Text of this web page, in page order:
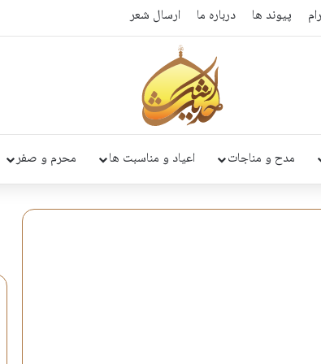
پیوند ها درباره ما ارسال شعر
مدح و مناجات اعیاد و مناسبت ها محرم و صفر